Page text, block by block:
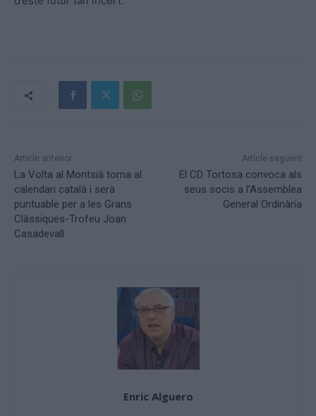
Article anterior
La Volta al Montsià torna al
calendari català i serà
puntuable per a les Grans
Clàssiques-Trofeu Joan
Casadevall
Article següent
El CD Tortosa convoca als
seus socis a l’Assemblea
General Ordinària
Enric Alguero